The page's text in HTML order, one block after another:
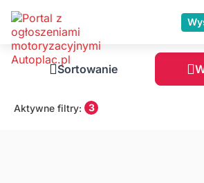
Sortowanie
Aktywne filtry: 3